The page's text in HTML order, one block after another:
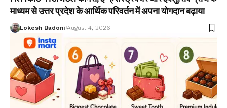
माध्यम से उत्तर प्रदेश के आर्थिक परिवर्तन में अपना योगदान बढ़ाया
Lokesh Badoni August 4, 2026